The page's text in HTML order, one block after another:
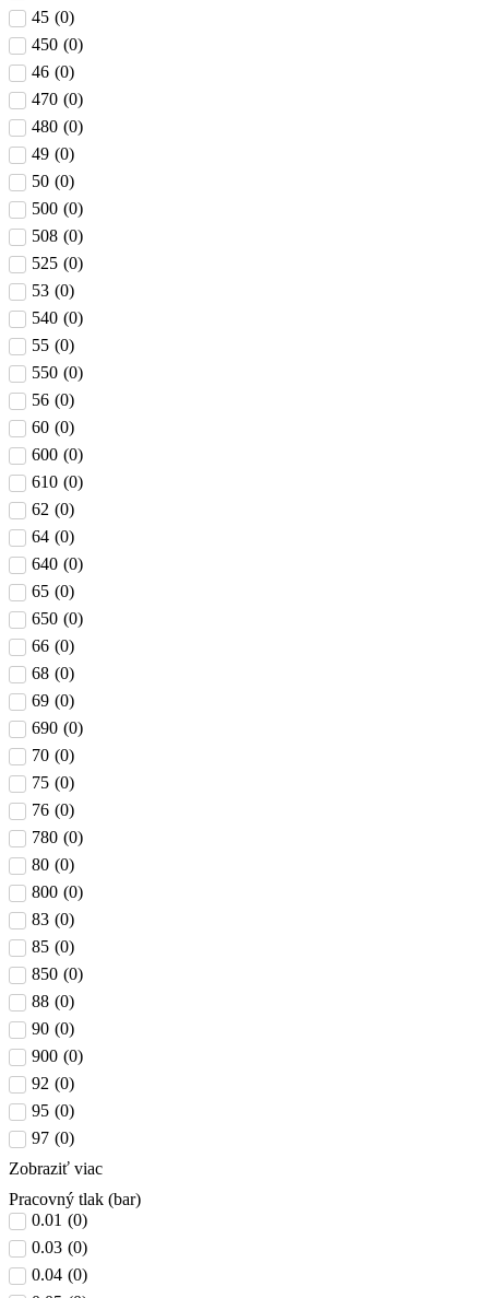
45 (0)
450 (0)
46 (0)
470 (0)
480 (0)
49 (0)
50 (0)
500 (0)
508 (0)
525 (0)
53 (0)
540 (0)
55 (0)
550 (0)
56 (0)
60 (0)
600 (0)
610 (0)
62 (0)
64 (0)
640 (0)
65 (0)
650 (0)
66 (0)
68 (0)
69 (0)
690 (0)
70 (0)
75 (0)
76 (0)
780 (0)
80 (0)
800 (0)
83 (0)
85 (0)
850 (0)
88 (0)
90 (0)
900 (0)
92 (0)
95 (0)
97 (0)
Zobraziť viac
Pracovný tlak (bar)
0.01 (0)
0.03 (0)
0.04 (0)